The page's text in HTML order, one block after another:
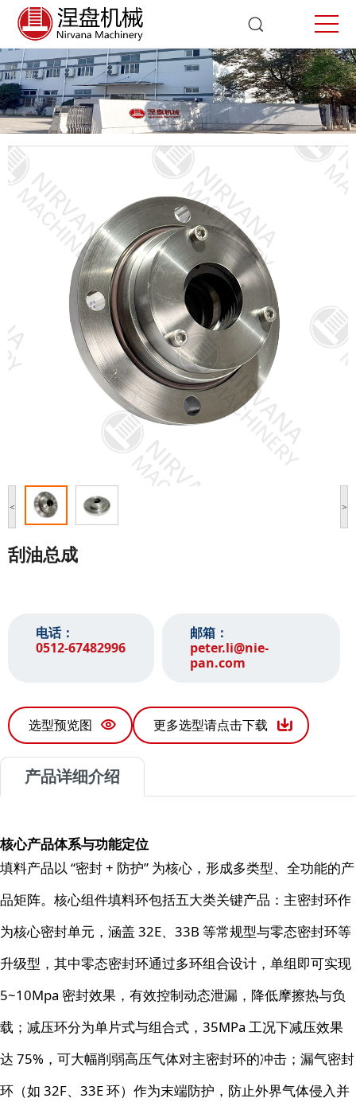
填料
首页 填料
< >
刮油总成
电话：
0512-67482996‬
邮箱：
peter.li@nie-
pan.com
选型预览图 更多选型请点击下载
产品详细介绍
核心产品体系与功能定位
填料产品以 “密封 + 防护” 为核心，形成多类型、全功能的产
品矩阵。核心组件填料环包括五大类关键产品：主密封环作
为核心密封单元，涵盖 32E、33B 等常规型与零态密封环等
升级型，其中零态密封环通过多环组合设计，单组即可实现
5~10Mpa 密封效果，有效控制动态泄漏，降低摩擦热与负
载；减压环分为单片式与组合式，35MPa 工况下减压效果
达 75%，可大幅削弱高压气体对主密封环的冲击；漏气密封
环（如 32F、33E 环）作为末端防护，防止外界气体侵入并